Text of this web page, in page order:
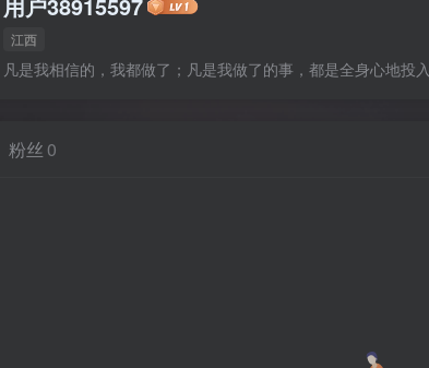
江西
凡是我相信的，我都做了；凡是我做了的事，都是全身心地投
粉丝 0